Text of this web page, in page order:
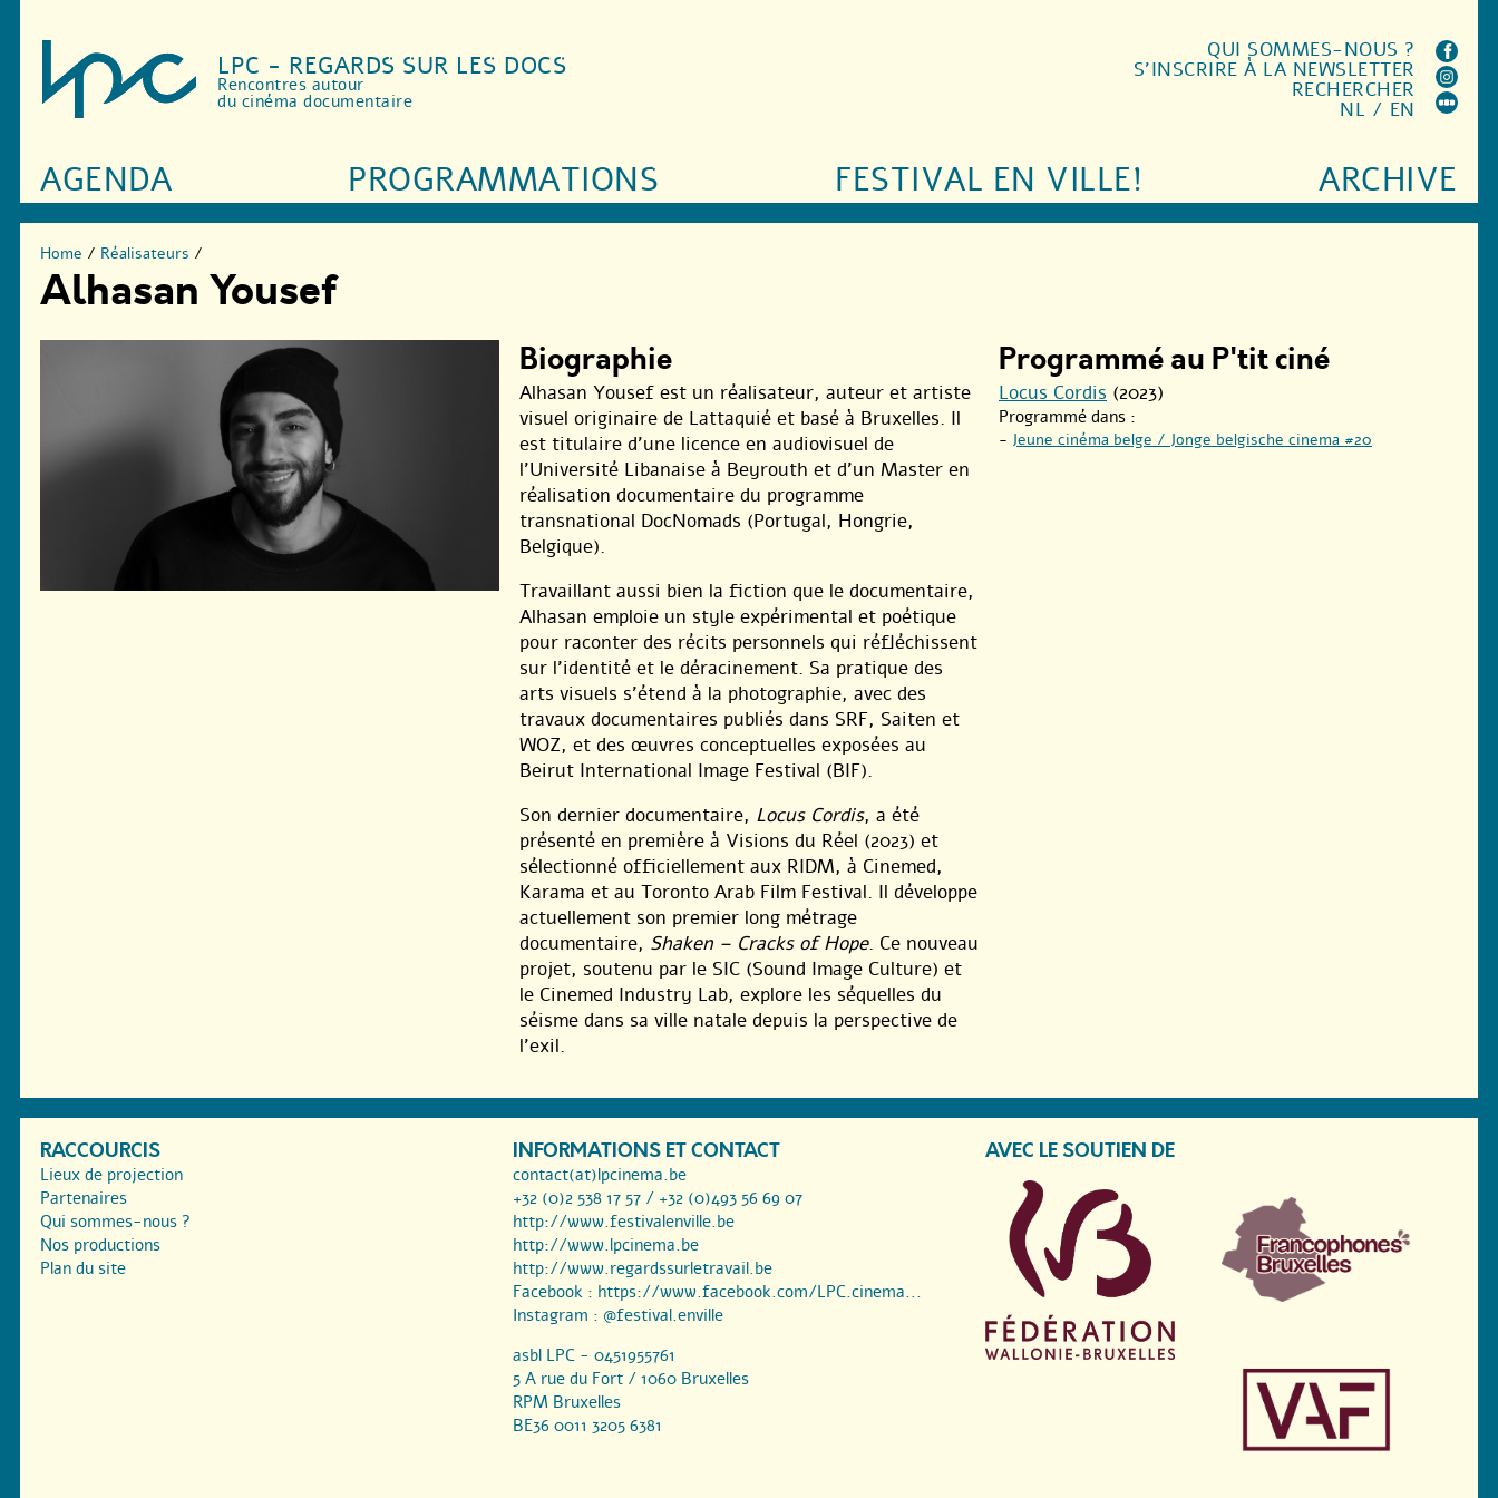
LPC - REGARDS SUR LES DOCS
Rencontres autour
du cinéma documentaire
AGENDA PROGRAMMATIONS FESTIVAL EN VILLE! ARCHIVE
QUI SOMMES-NOUS ?
S'INSCRIRE À LA NEWSLETTER
RECHERCHER
NL / EN
Home / Réalisateurs /
Alhasan Yousef
Biographie
Alhasan Yousef est un réalisateur, auteur et artiste
visuel originaire de Lattaquié et basé à Bruxelles. Il
est titulaire d’une licence en audiovisuel de
l’Université Libanaise à Beyrouth et d’un Master en
réalisation documentaire du programme
transnational DocNomads (Portugal, Hongrie,
Belgique).
Travaillant aussi bien la fiction que le documentaire,
Alhasan emploie un style expérimental et poétique
pour raconter des récits personnels qui réfléchissent
sur l’identité et le déracinement. Sa pratique des
arts visuels s’étend à la photographie, avec des
travaux documentaires publiés dans SRF, Saiten et
WOZ, et des œuvres conceptuelles exposées au
Beirut International Image Festival (BIF).
Son dernier documentaire, Locus Cordis, a été
présenté en première à Visions du Réel (2023) et
sélectionné officiellement aux RIDM, à Cinemed,
Karama et au Toronto Arab Film Festival. Il développe
actuellement son premier long métrage
documentaire, Shaken – Cracks of Hope. Ce nouveau
projet, soutenu par le SIC (Sound Image Culture) et
le Cinemed Industry Lab, explore les séquelles du
séisme dans sa ville natale depuis la perspective de
l’exil.
Programmé au P'tit ciné
Locus Cordis (2023)
Programmé dans :
- Jeune cinéma belge / Jonge belgische cinema #20
RACCOURCIS
Lieux de projection
Partenaires
Qui sommes-nous ?
Nos productions
Plan du site
INFORMATIONS ET CONTACT
contact(at)lpcinema.be
+32 (0)2 538 17 57 / +32 (0)493 56 69 07
http://www.festivalenville.be
http://www.lpcinema.be
http://www.regardssurletravail.be
Facebook : https://www.facebook.com/LPC.cinema...
Instagram : @festival.enville
asbl LPC - 0451955761
5 A rue du Fort / 1060 Bruxelles
RPM Bruxelles
BE36 0011 3205 6381
AVEC LE SOUTIEN DE